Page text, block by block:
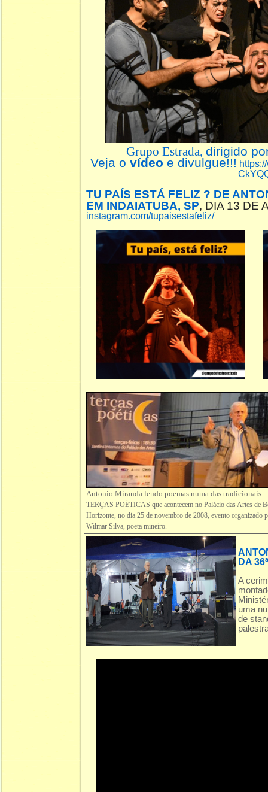
Grupo Estrada, dirigido
Veja o vídeo e divulgue!!!
TU PAÍS ESTÁ FELIZ ? DE
EM INDAIATUBA, SP, DIA 13 DE
instagram.com/tupaisestafeliz/
Antonio Miranda lendo poemas numa das tradicionais
TERÇAS POÉTICAS que acontecem no Palácio das Artes de
Horizonte, no dia 25 de novembro de 2008, evento organizado
Wilmar Silva, poeta mineiro.
DA
A
uma
de